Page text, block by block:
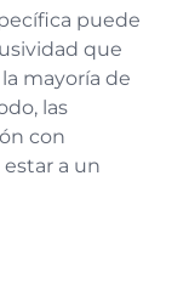
puede
que
mayoría de
las
con
a un